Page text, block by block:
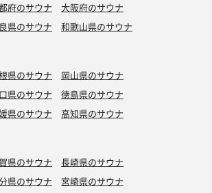
府のサウナ
大阪府のサウナ
県のサウナ 和歌山県のサウナ
県のサウナ
岡山県のサウナ
県のサウナ
徳島県のサウナ
県のサウナ 高知県のサウナ
県のサウナ
長崎県のサウナ
県のサウナ
宮崎県のサウナ